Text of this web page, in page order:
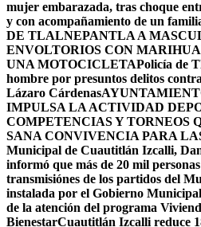
mujer embarazada, tras choque
y con acompañamiento de un
DE TLALNEPANTLA A
ENVOLTORIOS CON
UNA MOTOCICLETAPolicía de
hombre por presuntos delitos
Lázaro Cárdenas
IMPULSA LA ACTIVIDAD
COMPETENCIAS Y TORNEOS
SANA CONVIVENCIA PARA
Municipal de Cuautitlán Izcalli,
informó que más de 20 mil
transmisiónes de los partidos del
instalada por el Gobierno
de la atención del programa
BienestarCuautitlán Izcalli reduce